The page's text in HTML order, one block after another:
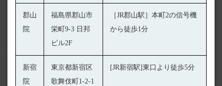
郡山
院
福島県郡山市
栄町9-3 日邦
ビル2F
［JR郡山駅］本町2の信号機
から徒歩1分
新宿
院
東京都新宿区
歌舞伎町1-2-1
[JR新宿駅]東口より徒歩5分